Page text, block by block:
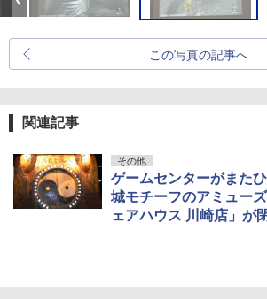
この写真の記事へ
関連記事
その他
ゲームセンターがまた
城モチーフのアミュー
ェアハウス 川崎店」が